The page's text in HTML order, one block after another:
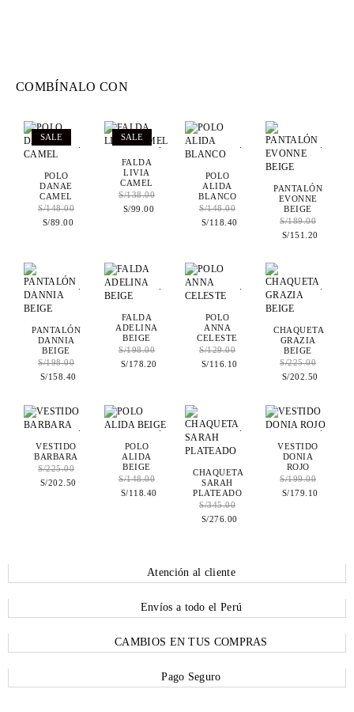
COMBÍNALO CON
SALE
POLO
DANAE
CAMEL
S/148.00
S/89.00
.
SALE
FALDA
LIVIA
CAMEL
S/138.00
S/99.00
POLO
ALIDA
BLANCO
S/148.00
S/118.40
PANTALÓN
EVONNE
BEIGE
S/189.00
S/151.20
PANTALÓN
DANNIA
BEIGE
S/198.00
S/158.40
FALDA
ADELINA
BEIGE
S/198.00
S/178.20
POLO
ANNA
CELESTE
S/129.00
S/116.10
CHAQUETA
GRAZIA
BEIGE
S/225.00
S/202.50
VESTIDO
BARBARA
S/225.00
S/202.50
.
POLO
ALIDA
BEIGE
S/148.00
S/118.40
CHAQUETA
SARAH
PLATEADO
S/345.00
S/276.00
.
VESTIDO
DONIA
ROJO
S/199.00
S/179.10
Atención al cliente
Envíos a todo el Perú
CAMBIOS EN TUS COMPRAS
Pago Seguro